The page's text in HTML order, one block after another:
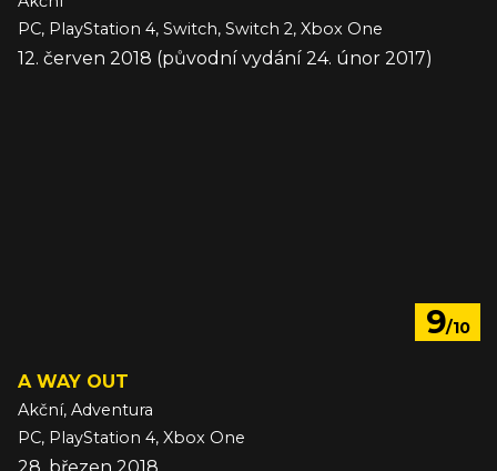
PC, PlayStation 4, Switch, Switch 2, Xbox One
12. červen 2018 (původní vydání 24. únor 2017)
9/10
A WAY OUT
Akční, Adventura
PC, PlayStation 4, Xbox One